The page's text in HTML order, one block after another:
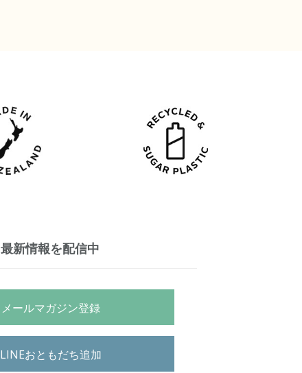
最新情報を配信中
メールマガジン登録
LINEおともだち追加